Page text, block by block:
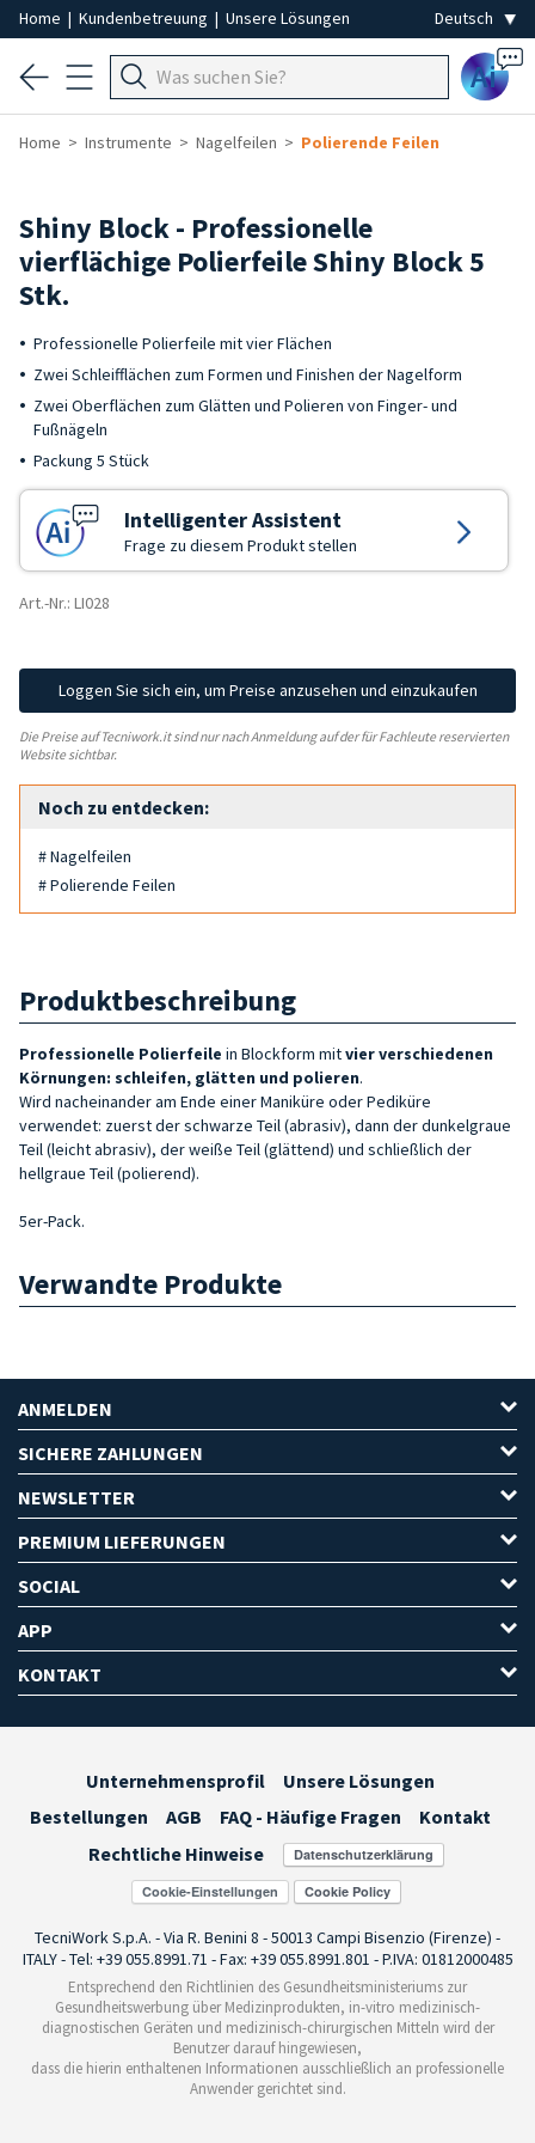
Home | Kundenbetreuung | Unsere Lösungen
Ai
Home Instrumente Nagelfeilen Polierende Feilen
Shiny Block - Professionelle
vierflächige Polierfeile Shiny Block 5
Stk.
Professionelle Polierfeile mit vier Flächen
Zwei Schleifflächen zum Formen und Finishen der Nagelform
Zwei Oberflächen zum Glätten und Polieren von Finger- und
Fußnägeln
Packung 5 Stück
Intelligenter Assistent
Frage zu diesem Produkt stellen
Art.-Nr.: LI028
Loggen Sie sich ein, um Preise anzusehen und einzukaufen
Die Preise auf Tecniwork.it sind nur nach Anmeldung auf der für Fachleute reservierten
Website sichtbar.
Noch zu entdecken:
# Nagelfeilen
# Polierende Feilen
Produktbeschreibung
Professionelle Polierfeile in Blockform mitvier verschiedenen
Körnungen: schleifen, glätten und polieren.
Wird nacheinander am Ende einer Maniküre oder Pediküre
verwendet: zuerst der schwarze Teil (abrasiv), dann der dunkelgraue
Teil (leicht abrasiv), der weiße Teil (glättend) und schließlich der
hellgraue Teil (polierend).
5er-Pack.
Verwandte Produkte
ANMELDEN
SICHERE ZAHLUNGEN
NEWSLETTER
PREMIUM LIEFERUNGEN
SOCIAL
APP
KONTAKT
Unternehmensprofil
Unsere Lösungen
Bestellungen
AGB FAQ - Häufige Fragen
Kontakt
Rechtliche Hinweise
Cookie-Einstellungen
TecniWork S.p.A. - Via R. Benini 8 - 50013 Campi Bisenzio (Firenze) -
ITALY - Tel: +39 055.8991.71 - Fax: +39 055.8991.801 - P.IVA: 01812000485
Entsprechend den Richtlinien des Gesundheitsministeriums zur
Gesundheitswerbung über Medizinprodukten, in-vitro medizinisch-
diagnostischen Geräten und medizinisch-chirurgischen Mitteln wird der
Benutzer darauf hingewiesen,
dass die hierin enthaltenen Informationen ausschließlich an professionelle
Anwender gerichtet sind.